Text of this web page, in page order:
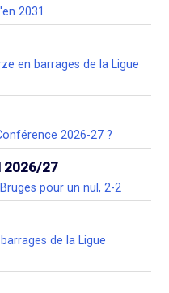
2031
en barrages de la Ligue
2026-27 ?
2026/27
pour un nul, 2-2
de la Ligue